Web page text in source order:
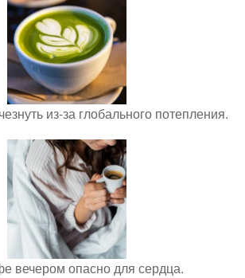
из-за глобального потепления.
вечером опасно для сердца.